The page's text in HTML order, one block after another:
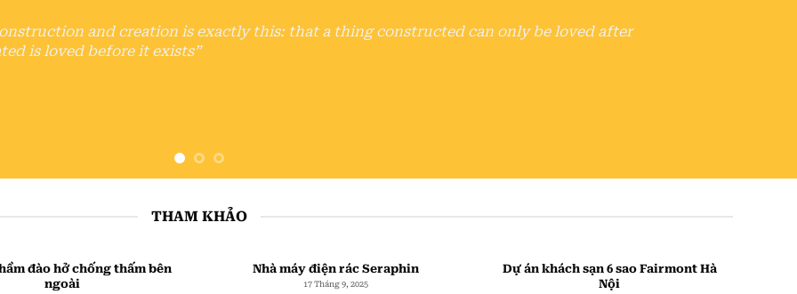
and creation is exactly this: that a thing constructed can only be loved after
is loved before it exists”
THAM KHẢO
đào hở chống thấm bên
ngoài
Nhà máy điện rác Seraphin
17 Tháng 9, 2025
Dự án khách sạn 6 sao Fairmont Hà
Nội